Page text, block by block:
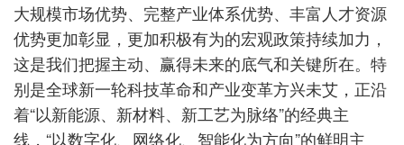
大规模市场优势、完整产业体系优势、丰富人才资源
优势更加彰显，更加积极有为的宏观政策持续加力，
这是我们把握主动、赢得未来的底气和关键所在。特
别是全球新一轮科技革命和产业变革方兴未艾，正沿
着“以新能源、新材料、新工艺为脉络”的经典主
线，“以数字化、网络化、智能化为方向”的鲜明主